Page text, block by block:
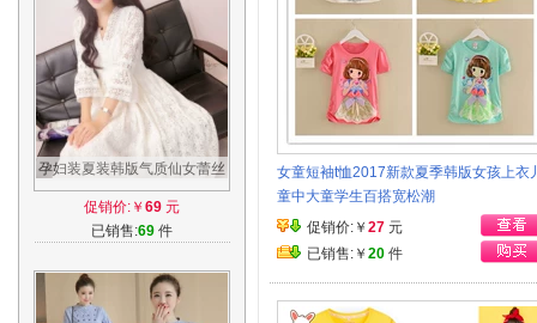
孕妇装夏装韩版气质仙女蕾丝
V领弹性收腰孕妇连衣裙沙滩
长裙夏季
促销价:￥ 69 元
已销售:69 件
女童短袖t恤2017新款夏季韩版女孩上衣
童中大童学生百搭宽松潮
促销价:￥ 27 元
已销售:￥ 20 件